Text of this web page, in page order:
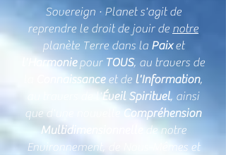
Sovereign · Planet s'agit de
reprendre le droit de jouir de notre
planète Terre dans la Paixet
l'Harmoniepour TOUS, au travers de
Connaissanceet de l'Information,
au travers de l'Éveil Spirituel, ainsi
que d'une nouvelle Compréhension
Multidimensionnelle
de notre
Environnement, de Nous-Mêmes et